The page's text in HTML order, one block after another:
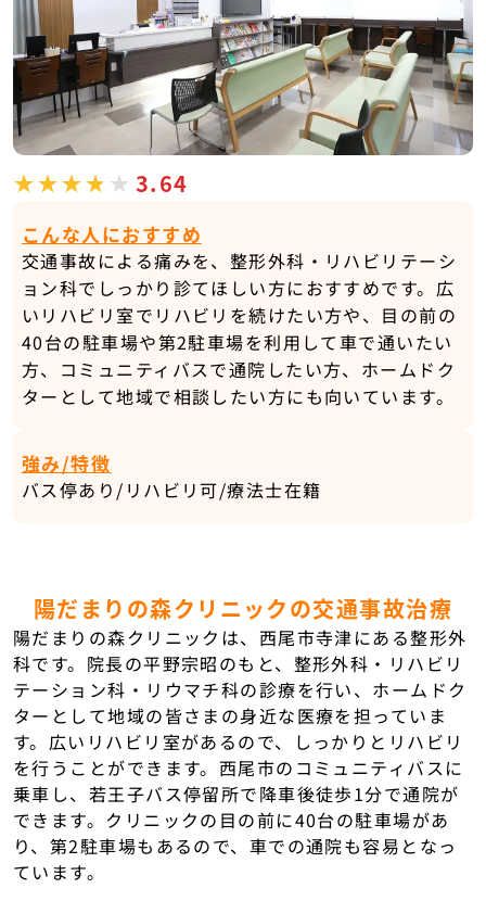
3.64
こんな人におすすめ
交通事故による痛みを、整形外科・リハビリテーシ
ョン科でしっかり診てほしい方におすすめです。広
いリハビリ室でリハビリを続けたい方や、目の前の
40台の駐車場や第2駐車場を利用して車で通いたい
方、コミュニティバスで通院したい方、ホームドク
ターとして地域で相談したい方にも向いています。
強み/特徴
バス停あり/リハビリ可/療法士在籍
陽だまりの森クリニックの交通事故治療
陽だまりの森クリニックは、西尾市寺津にある整形外
科です。院長の平野宗昭のもと、整形外科・リハビリ
テーション科・リウマチ科の診療を行い、ホームドク
ターとして地域の皆さまの身近な医療を担っていま
す。広いリハビリ室があるので、しっかりとリハビリ
を行うことができます。西尾市のコミュニティバスに
乗車し、若王子バス停留所で降車後徒歩1分で通院が
できます。クリニックの目の前に40台の駐車場があ
り、第2駐車場もあるので、車での通院も容易となっ
ています。